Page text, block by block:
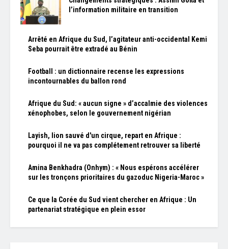
l’information militaire en transition
Arrêté en Afrique du Sud, l’agitateur anti-occidental Kemi
Seba pourrait être extradé au Bénin
Football : un dictionnaire recense les expressions
incontournables du ballon rond
Afrique du Sud: « aucun signe » d’accalmie des violences
xénophobes, selon le gouvernement nigérian
Layish, lion sauvé d'un cirque, repart en Afrique :
pourquoi il ne va pas complétement retrouver sa liberté
Amina Benkhadra (Onhym) : « Nous espérons accélérer
sur les tronçons prioritaires du gazoduc Nigeria-Maroc »
Ce que la Corée du Sud vient chercher en Afrique : Un
partenariat stratégique en plein essor